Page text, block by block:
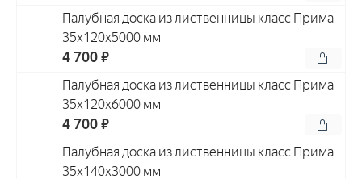
Палубная доска из лиственницы класс Прима
35x120x5000 мм
4 700 ₽
Палубная доска из лиственницы класс Прима
35x120x6000 мм
4 700 ₽
Палубная доска из лиственницы класс Прима
35x140x3000 мм